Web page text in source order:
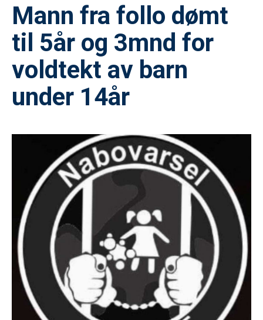
Mann fra follo dømt
til 5år og 3mnd for
voldtekt av barn
under 14år